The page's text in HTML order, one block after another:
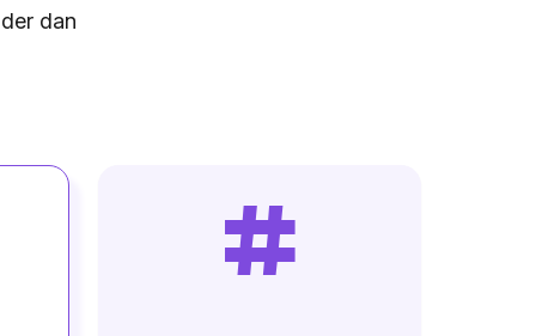
dan
#